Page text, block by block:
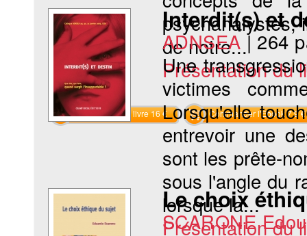
psychanalystes,
de notre...
Présentation du
Commander le livre 16 € Commander l'Ebook 7.9 €
Interdit(s) et
ADNSEA| 264
Une
victimes
Lorsqu'elle
entrevoir une
sont les prête-
sous l'angle du
lorsque la...
Présentation du
Le choix
SCARONE